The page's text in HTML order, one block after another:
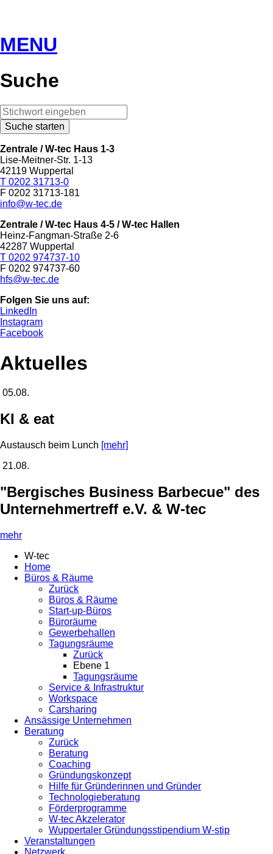
MENU
Suche
Zentrale / W-tec Haus 1-3
Lise-Meitner-Str. 1-13
42119 Wuppertal
T 0202 31713-0
F 0202 31713-181
info@w-tec.de
Zentrale / W-tec Haus 4-5 / W-tec Hallen
Heinz-Fangman-Straße 2-6
42287 Wuppertal
T 0202 974737-10
F 0202 974737-60
hfs@w-tec.de
Folgen Sie uns auf:
LinkedIn
Instagram
Facebook
Aktuelles
05.08.
KI & eat
Austausch beim Lunch [mehr]
21.08.
"Bergisches Business Barbecue" des
Unternehmertreff e.V. & W-tec
mehr
W-tec
Home
Büros & Räume
Zurück
Büros & Räume
Start-up-Büros
Büroräume
Gewerbehallen
Tagungsräume
Zurück
Ebene 1
Tagungsräume
Service & Infrastruktur
Workspace
Carsharing
Ansässige Unternehmen
Beratung
Zurück
Beratung
Coaching
Gründungskonzept
Hilfe für Gründerinnen und Gründer
Technologieberatung
Förderprogramme
W-tec Akzelerator
Wuppertaler Gründungsstipendium W-stip
Veranstaltungen
Netzwerk